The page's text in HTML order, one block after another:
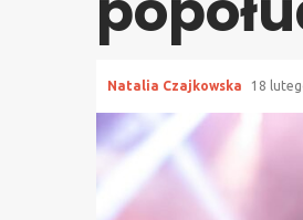
Natalia Czajkowska 18